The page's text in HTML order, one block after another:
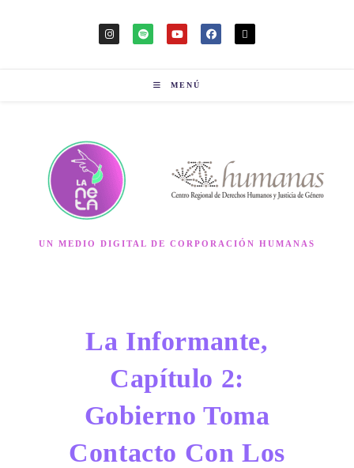
MENÚ
UN MEDIO DIGITAL DE CORPORACIÓN HUMANAS
La Informante,
Capítulo 2:
Gobierno Toma
Contacto Con Los